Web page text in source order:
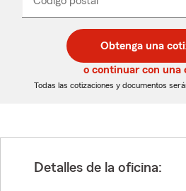
desplegable
de
5
dígitos
de
5
dígitos
_____
Obtenga una
o continuar con una
Todas las cotizaciones y documentos
Detalles de la oficina: